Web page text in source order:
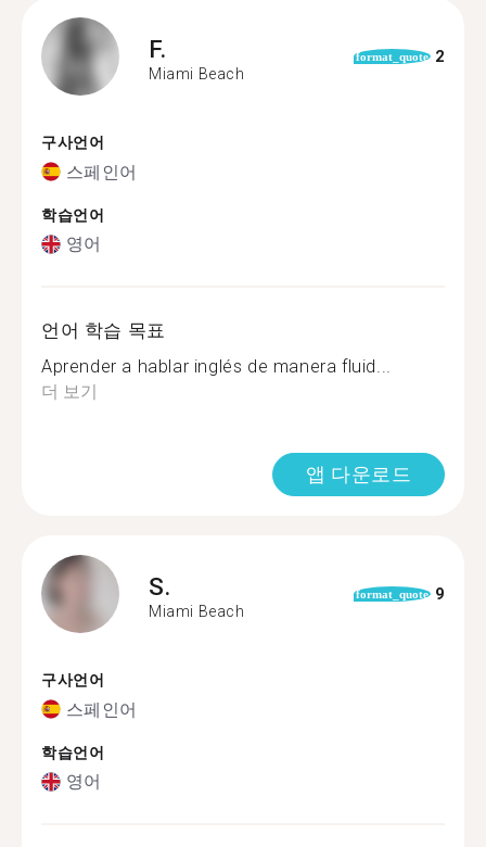
F.
Miami Beach
format_quote 2
구사언어
스페인어
학습언어
영어
언어 학습 목표
Aprender a hablar inglés de manera fluid...
더 보기
앱 다운로드
S.
Miami Beach
format_quote 9
구사언어
스페인어
학습언어
영어